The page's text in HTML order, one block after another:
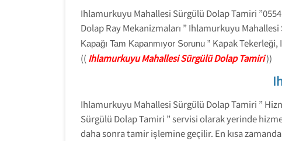
Ihlamurkuyu Mahallesi Sürgülü Dolap Tamiri
Dolap Ray Mekanizmaları ” Ihlamurkuyu Mahallesi
Kapağı Tam Kapanmıyor Sorunu ” Kapak
((Ihlamurkuyu Mahallesi Sürgülü Dolap Tamiri))
Ihlamurkuyu Mahallesi Sürgülü Dolap Tamiri ”
Sürgülü Dolap Tamiri ” servisi olarak yerinde
daha sonra tamir işlemine geçilir. En kısa